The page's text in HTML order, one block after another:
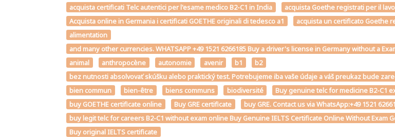
acquista certificati Telc autentici per l'esame medico B2-C1 in India
acquista Goethe registrati per il
Acquista online in Germania i certificati GOETHE originali di tedesco a1
acquista un certificato Goethe
alimentation
and many other currencies. WHATSAPP +49 1521 6266185 Buy a driver's license in Germany without a
animal
anthropocène autonomie avenir b1
b2
bez nutnosti absolvovať skúšku alebo praktický test. Potrebujeme iba vaše údaje a váš preukaz bude
bien commun
bien-être biens communs biodiversité Buy genuine telc for medicine B2-C1
buy GOETHE certificate online
Buy GRE certificate buy GRE. Contact us via WhatsApp:+49 1521
buy legit telc for careers B2-C1 without exam online Buy Genuine IELTS Certificate Online Without Exam
Buy original IELTS certificate